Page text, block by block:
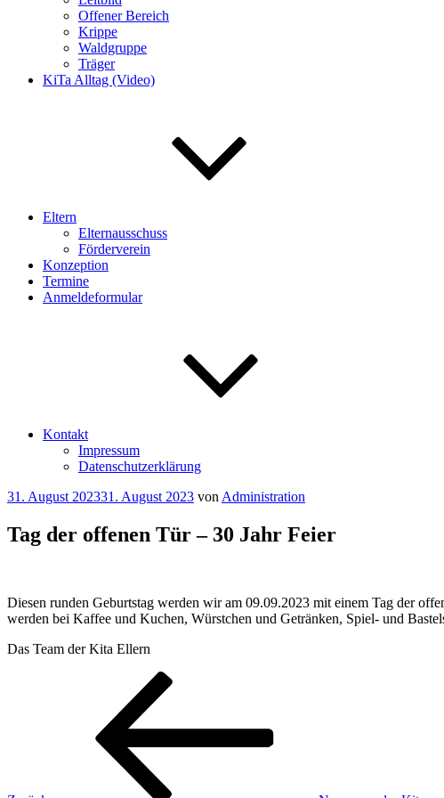
Offener Bereich
Krippe
Waldgruppe
Träger
KiTa Alltag (Video)
Eltern
Elternausschuss
Förderverein
Konzeption
Termine
Anmeldeformular
Kontakt
Impressum
Datenschutzerklärung
Veröffentlicht
31. August 202331. August 2023 von Administration
Tag der offenen Tür – 30 Jahr Feier
Diesen runden Geburtstag werden wir am 09.09.2023 mit einem Tag der
werden bei Kaffee und Kuchen, Würstchen und Getränken, Spiel- und
Das Team der Kita Ellern
Beitragsnavigation